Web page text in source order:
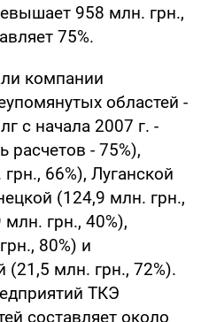
958 млн. грн.,
75%.
компании
областей -
с начала 2007 г. -
расчетов - 75%),
66%), Луганской
(124,9 млн. грн.,
грн., 40%),
80%) и
млн. грн., 72%).
ТКЭ
составляет около